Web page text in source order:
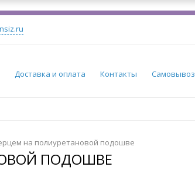
Доставка и оплата Контакты Самовывоз
на полиуретановой подошве
ПОДОШВЕ